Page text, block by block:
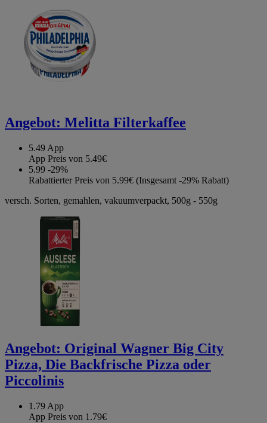
Angebot: Melitta Filterkaffee
5.49 App
App Preis von 5.49€
5.99 -29%
Rabattierter Preis von 5.99€ (Insgesamt -29% Rabatt)
versch. Sorten, gemahlen, vakuumverpackt, 500g - 550g
Angebot: Original Wagner Big City
Pizza, Die Backfrische Pizza oder
Piccolinis
1.79 App
App Preis von 1.79€